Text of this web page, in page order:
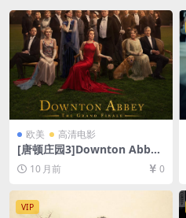
欧美 高清电影
[唐顿庄园3]Downton Abbe
y: The Grand Finale (2025)
[百度网盘+夸克网盘1080P超
清未删减资源][网盘在线播放/
下载][MP4/9.7GB][中英字幕]
10 月前 0
VIP